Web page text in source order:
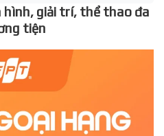
hình, giải trí, thể thao đa
tiện